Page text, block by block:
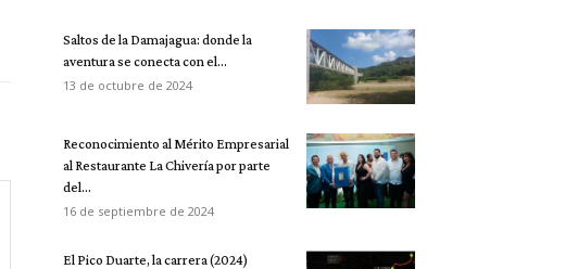
Saltos de la Damajagua: donde la
aventura se conecta con el...
13 de octubre de 2024
Reconocimiento al Mérito Empresarial
al Restaurante La Chivería por parte
del...
16 de septiembre de 2024
El Pico Duarte, la carrera (2024)